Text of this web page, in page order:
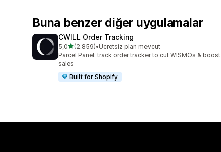
Buna benzer diğer uygulamalar
CWILL Order Tracking
5,05 yıldız üzerinden
(2.859)
toplam 2859 değerlendirme
•Ücretsiz plan mevcut
Parcel Panel: track order tracker to cut WISMOs & boost
sales
Built for Shopify